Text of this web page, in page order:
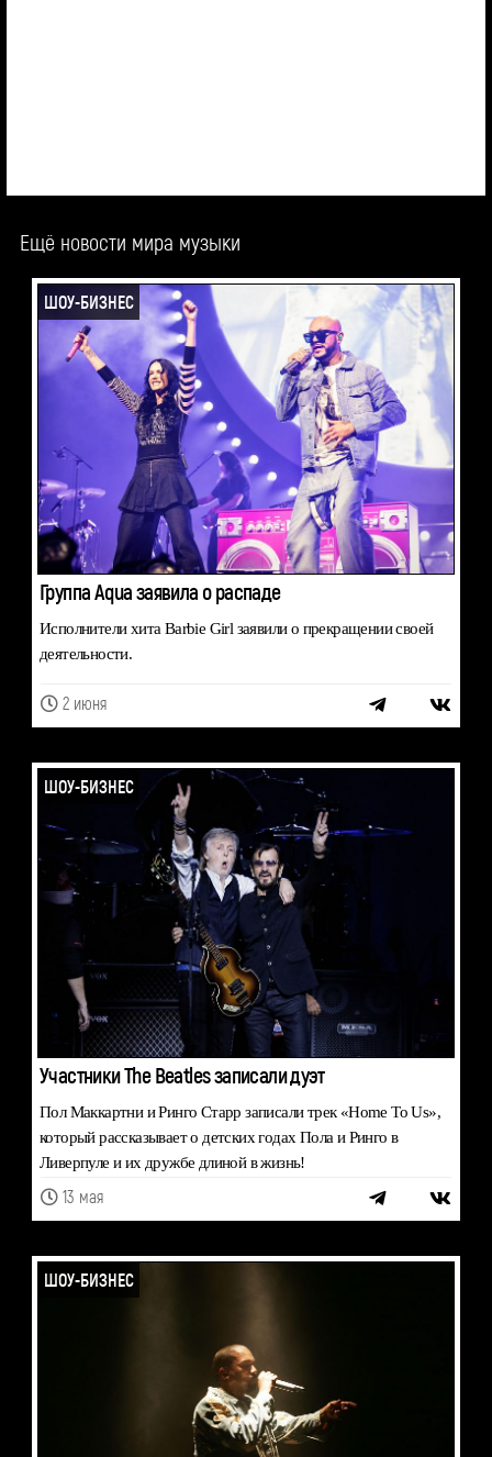
Ещё новости мира музыки
ШОУ-БИЗНЕС
Группа Aqua заявила о распаде
Исполнители хита Barbie Girl заявили о прекращении своей
деятельности.
2 июня
ШОУ-БИЗНЕС
Участники The Beatles записали дуэт
Пол Маккартни и Ринго Старр записали трек «Home To Us»,
который рассказывает о детских годах Пола и Ринго в
Ливерпуле и их дружбе длиной в жизнь!
13 мая
ШОУ-БИЗНЕС